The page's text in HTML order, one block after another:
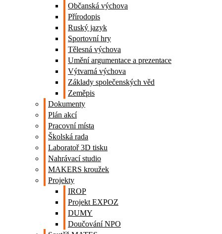
Občanská výchova
Přírodopis
Ruský jazyk
Sportovní hry
Tělesná výchova
Umění argumentace a prezentace
Výtvarná výchova
Základy společenských věd
Zeměpis
Dokumenty
Plán akcí
Pracovní místa
Školská rada
Laboratoř 3D tisku
Nahrávací studio
MAKERS kroužek
Projekty
IROP
Projekt EXPOZ
DUMY
Doučování NPO